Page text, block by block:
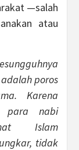
—salah
atau
poros
Karena
para nabi
Islam
tidak